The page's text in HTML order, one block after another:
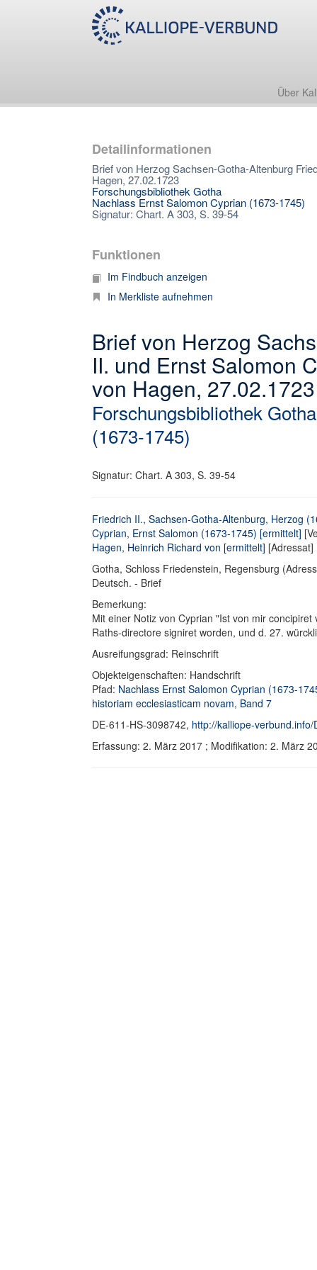
Über
Detailinformationen
Brief von Herzog Sachsen-Gotha-Altenburg
Hagen, 27.02.1723
Forschungsbibliothek Gotha
Nachlass Ernst Salomon Cyprian (1673-1745)
Signatur: Chart. A 303, S. 39-54
Funktionen
Im Findbuch anzeigen
In Merkliste aufnehmen
Brief von Herzog
II. und Ernst Salomon
von Hagen, 27.02.1723
Forschungsbibliothek Gotha
(1673-1745)
Signatur: Chart. A 303, S. 39-54
Friedrich II., Sachsen-Gotha-Altenburg, Herzog
Cyprian, Ernst Salomon (1673-1745) [ermittelt]
Hagen, Heinrich Richard von [ermittelt] [Adressat]
Gotha, Schloss Friedenstein, Regensburg
Deutsch. - Brief
Bemerkung:
Mit einer Notiz von Cyprian "Ist von mir
Raths-directore signiret worden, und d. 27.
Ausreifungsgrad: Reinschrift
Objekteigenschaften: Handschrift
Pfad: Nachlass Ernst Salomon Cyprian (1673-
historiam ecclesiasticam novam, Band 7
DE-611-HS-3098742, http://kalliope-
Erfassung: 2. März 2017 ; Modifikation: 2. März